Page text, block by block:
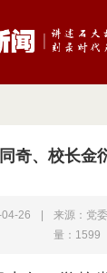
奇、校长金
26 来源：党
量： 1599